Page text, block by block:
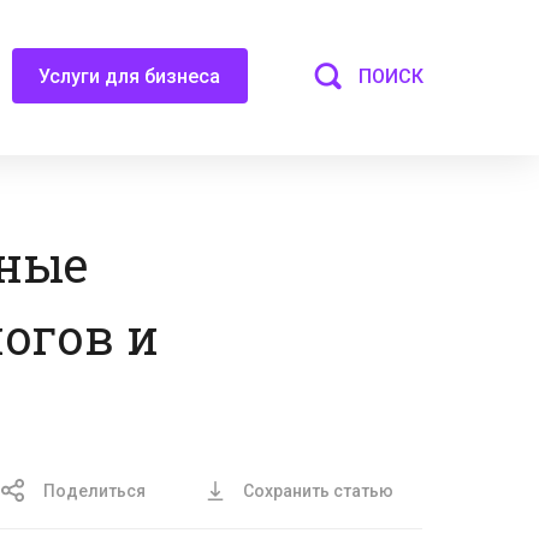
Услуги для бизнеса ПОИСК
и
Поделиться Сохранить статью